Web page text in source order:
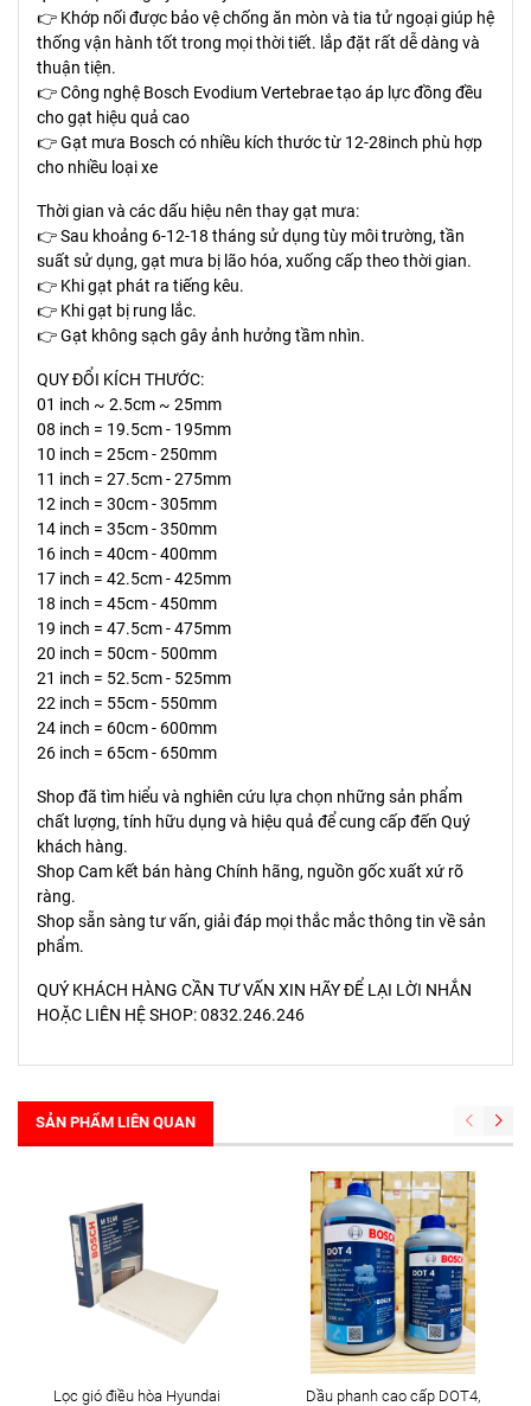
👉 Khớp nối được bảo vệ chống ăn mòn và tia tử ngoại giúp hệ
thống vận hành tốt trong mọi thời tiết. lắp đặt rất dễ dàng và
thuận tiện.
👉 Công nghệ Bosch Evodium Vertebrae tạo áp lực đồng đều
cho gạt hiệu quả cao
👉 Gạt mưa Bosch có nhiều kích thước từ 12-28inch phù hợp
cho nhiều loại xe
Thời gian và các dấu hiệu nên thay gạt mưa:
👉 Sau khoảng 6-12-18 tháng sử dụng tùy môi trường, tần
suất sử dụng, gạt mưa bị lão hóa, xuống cấp theo thời gian.
👉 Khi gạt phát ra tiếng kêu.
👉 Khi gạt bị rung lắc.
👉 Gạt không sạch gây ảnh hưởng tầm nhìn.
QUY ĐỔI KÍCH THƯỚC:
01 inch ~ 2.5cm ~ 25mm
08 inch = 19.5cm - 195mm
10 inch = 25cm - 250mm
11 inch = 27.5cm - 275mm
12 inch = 30cm - 305mm
14 inch = 35cm - 350mm
16 inch = 40cm - 400mm
17 inch = 42.5cm - 425mm
18 inch = 45cm - 450mm
19 inch = 47.5cm - 475mm
20 inch = 50cm - 500mm
21 inch = 52.5cm - 525mm
22 inch = 55cm - 550mm
24 inch = 60cm - 600mm
26 inch = 65cm - 650mm
Shop đã tìm hiểu và nghiên cứu lựa chọn những sản phẩm
chất lượng, tính hữu dụng và hiệu quả để cung cấp đến Quý
khách hàng.
Shop Cam kết bán hàng Chính hãng, nguồn gốc xuất xứ rõ
ràng.
Shop sẵn sàng tư vấn, giải đáp mọi thắc mắc thông tin về sản
phẩm.
QUÝ KHÁCH HÀNG CẦN TƯ VẤN XIN HÃY ĐỂ LẠI LỜI NHẮN
HOẶC LIÊN HỆ SHOP: 0832.246.246
SẢN PHẨM LIÊN QUAN
Lọc gió điều hòa Hyundai
Dầu phanh cao cấp DOT4,